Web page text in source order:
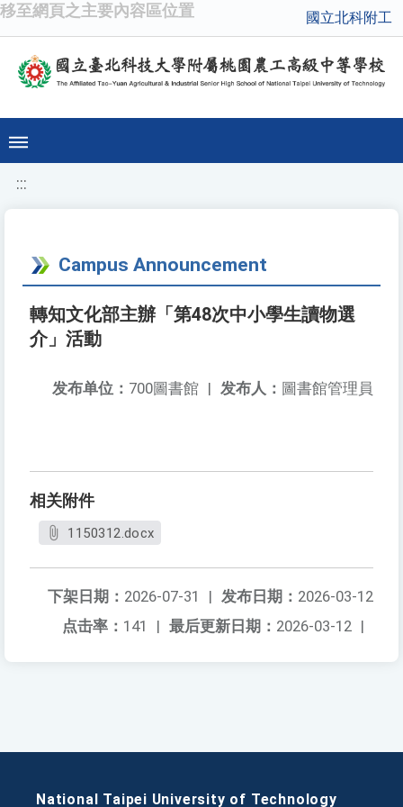
移至網頁之主要內容區位置 國立北科附工
:::
Campus Announcement
轉知文化部主辦「第48次中小學生讀物選
介」活動
发布人： 圖書館管理員
发布单位： 700圖書館 |
相关附件
1150312.docx
发布日期： 2026-03-12
下架日期： 2026-07-31
|
最后更新日期： 2026-03-12 |
点击率： 141 |
National Taipei University of Technology